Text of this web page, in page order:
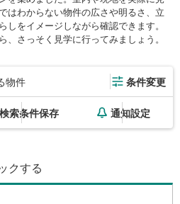
はわからない物件の広さや明るさ、立
をイメージしながら確認できます。
さっそく見学に行ってみましょう。
物件 条件変更
検索条件保存 通知設定
クする